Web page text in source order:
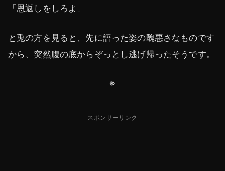
「恩返しをしろよ」
と兎の方を見ると、先に語った姿の醜悪さなものです
から、突然腹の底からぞっとし逃げ帰ったそうです。
※
スポンサーリンク